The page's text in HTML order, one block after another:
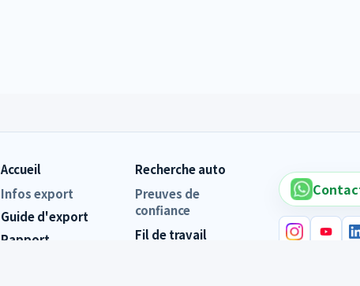
Accueil
Recherche auto
Infos export
Guide d'export
Rapport
Preuves de
confiance
Fil de travail